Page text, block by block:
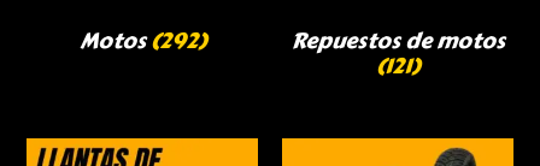
Motos(292) Repuestos de motos
(121)